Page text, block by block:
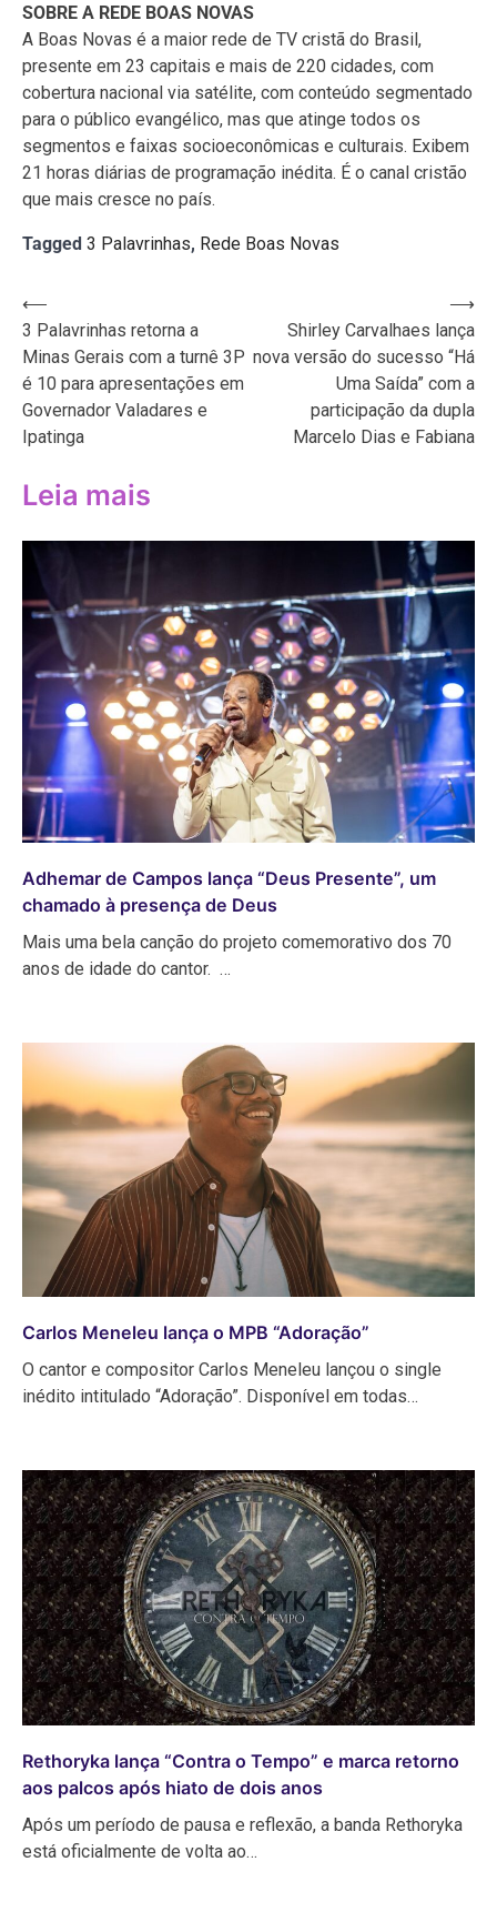
SOBRE A REDE BOAS NOVAS
A Boas Novas é a maior rede de TV cristã do Brasil,
presente em 23 capitais e mais de 220 cidades, com
cobertura nacional via satélite, com conteúdo segmentado
para o público evangélico, mas que atinge todos os
segmentos e faixas socioeconômicas e culturais. Exibem
21 horas diárias de programação inédita. É o canal cristão
que mais cresce no país.
Tagged 3 Palavrinhas, Rede Boas Novas
Navegação
de
Post
⟵
3 Palavrinhas retorna a
Minas Gerais com a turnê 3P
é 10 para apresentações em
Governador Valadares e
Ipatinga
Shirley Carvalhaes lança
nova versão do sucesso “Há
Uma Saída” com a
participação da dupla
Marcelo Dias e Fabiana
⟶
Leia mais
Adhemar de Campos lança “Deus Presente”, um
chamado à presença de Deus
Mais uma bela canção do projeto comemorativo dos 70
anos de idade do cantor. …
Carlos Meneleu lança o MPB “Adoração”
O cantor e compositor Carlos Meneleu lançou o single
inédito intitulado “Adoração”. Disponível em todas…
Rethoryka lança “Contra o Tempo” e marca retorno
aos palcos após hiato de dois anos
Após um período de pausa e reflexão, a banda Rethoryka
está oficialmente de volta ao…